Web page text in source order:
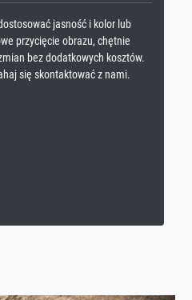
jasność i kolor lub
przycięcie obrazu, chętnie
bez dodatkowych kosztów.
się skontaktować z nami.